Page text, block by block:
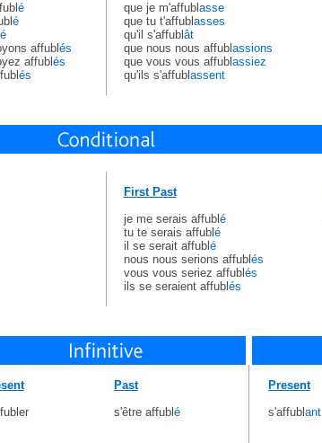
é
é
é
affubl és
affublés
és
que je m'affubl asse
que tu t'affubl asses
qu'il s'affubl ât
que nous nous affubl assions
que vous vous affubl assiez
qu'ils s'affubl assent
First Past
je me serais affubl é
tu te serais affubl é
il se serait affubl é
nous nous serions affubl és
vous vous seriez affubl és
ils se seraient affubl és
Past
s'être affubl é
Present
s'affubl ant